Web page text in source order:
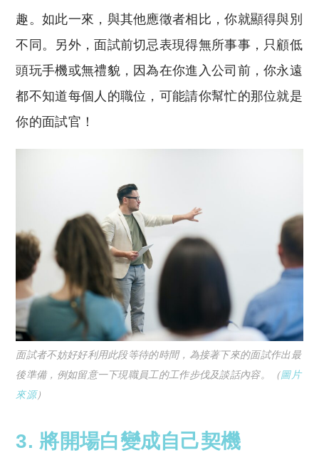
趣。如此一來，與其他應徵者相比，你就顯得與別
不同。另外，面試前切忌表現得無所事事，只顧低
頭玩手機或無禮貌，因為在你進入公司前，你永遠
都不知道每個人的職位，可能請你幫忙的那位就是
你的面試官！
面試者不妨好好利用此段等待的時間，為接著下來的面試作出最
後準備，例如留意一下現職員工的工作步伐及談話內容。（圖片
來源）
3. 將開場白變成自己契機